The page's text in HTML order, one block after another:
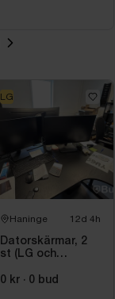
Haninge 12d 4h
Datorskärmar, 2
st (LG och
0 kr · 0 bud
LG